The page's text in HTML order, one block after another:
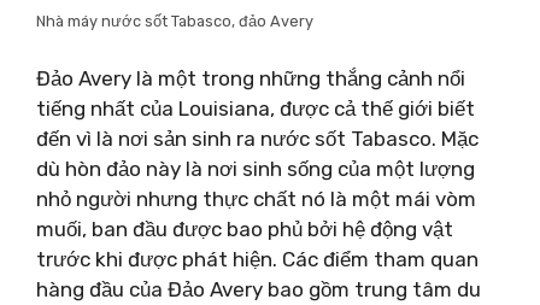
Nhà máy nước sốt Tabasco, đảo Avery
Đảo Avery là một trong những thắng cảnh nổi
tiếng nhất của Louisiana, được cả thế giới biết
đến vì là nơi sản sinh ra nước sốt Tabasco. Mặc
dù hòn đảo này là nơi sinh sống của một lượng
nhỏ người nhưng thực chất nó là một mái vòm
muối, ban đầu được bao phủ bởi hệ động vật
trước khi được phát hiện. Các điểm tham quan
hàng đầu của Đảo Avery bao gồm trung tâm du